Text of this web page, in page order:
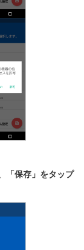
「保存」をタップ